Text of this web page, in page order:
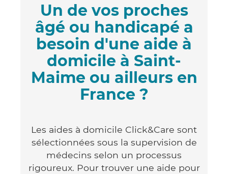
Un de vos proches
âgé ou handicapé a
besoin d'une aide à
domicile à Saint-
Maime ou ailleurs en
France ?
Les aides à domicile Click&Care sont
sélectionnées sous la supervision de
médecins selon un processus
rigoureux. Pour trouver une aide pour